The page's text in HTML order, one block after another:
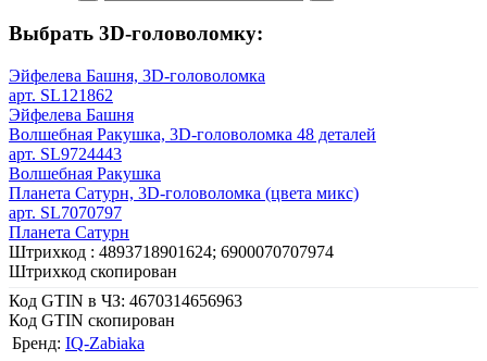
Выбрать 3D-головоломку:
Эйфелева Башня, 3D-головоломка
арт. SL121862
Эйфелева Башня
Волшебная Ракушка, 3D-головоломка 48 деталей
арт. SL9724443
Волшебная Ракушка
Планета Сатурн, 3D-головоломка (цвета микс)
арт. SL7070797
Планета Сатурн
Штрихкод : 4893718901624; 6900070707974
Штрихкод скопирован
Код GTIN в ЧЗ: 4670314656963
Код GTIN скопирован
Бренд: IQ-Zabiaka